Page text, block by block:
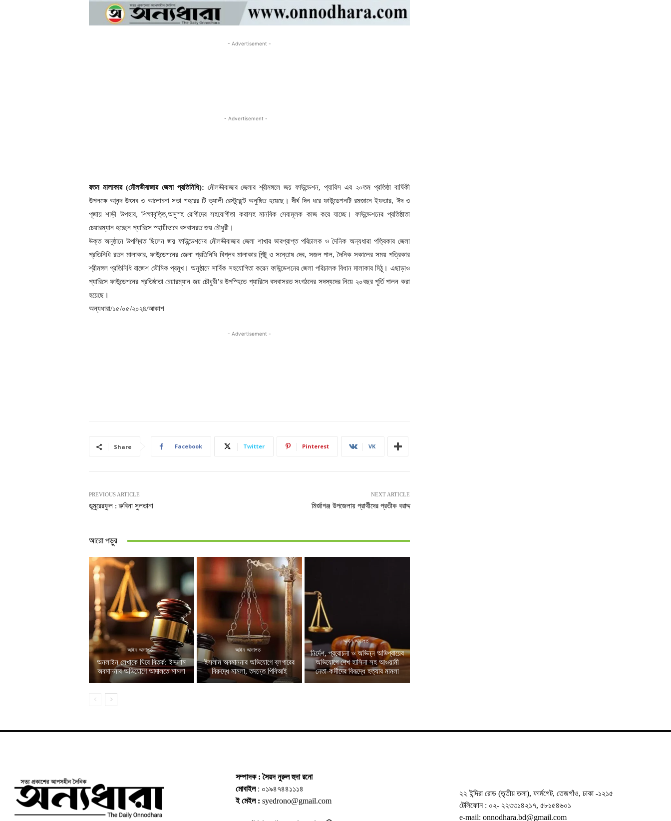
- Advertisement -
- Advertisement -
রতন মালাকার (মৌলভীবাজার জেলা প্রতিনিধি): মৌলভীবাজার জেলার শ্রীমঙ্গলে জয় ফাউন্ডেশন, প্যারিস এর ২০তম প্রতিষ্ঠা বার্ষিকী
উপলক্ষে আনন্দ উৎসব ও আলোচনা সভা শহরের টি ভ্যালী রেস্টুরেন্টে অনুষ্ঠিত হয়েছে। দীর্ঘ দিন ধরে ফাউন্ডেশনটি রমজানে ইফতার, ঈদ ও
পূজায় শাড়ী উপহার, শিক্ষাবৃত্তি,অসুস্হ রোগীদের সহযোগীতা করাসহ মানবিক সেবামূলক কাজ করে যাচ্ছে। ফাউন্ডেশনের প্রতিষ্ঠাতা
চেয়ারম্যান হচ্ছেন প্যারিসে স্হায়ীভাবে বসবাসরত জয় চৌধুরী।
উক্ত অনুষ্ঠানে উপস্থিত ছিলেন জয় ফাউন্ডেশনের মৌলভীবাজার জেলা শাখার ভারপ্রাপ্ত পরিচালক ও দৈনিক অন্যধারা পত্রিকার জেলা
প্রতিনিধি রতন মালাকার, ফাউন্ডেশনের জেলা প্রতিনিধি বিপ্লব মালাকার পিন্টু ও সন্তোষ দেব, সজল পাল, দৈনিক সকালের সময় পত্রিকার
শ্রীমঙ্গল প্রতিনিধি রাজেশ ভৌমিক প্রমুখ। অনুষ্ঠানে সার্বিক সহযোগিতা করেন ফাউন্ডেশনের জেলা পরিচালক বিধান মালাকার মিঠু। এছাড়াও
প্যারিসে ফাউন্ডেশনের প্রতিষ্ঠাতা চেয়ারম্যান জয় চৌধুরী’র উপস্হিতে প্যারিসে বসবাসরত সংগঠনের সদস্যদের নিয়ে ২০বছর পূর্তি পালন করা
হয়েছে।
অন্যধারা/১৫/০৫/২০২৪/আকাশ
- Advertisement -
Share Facebook Twitter Pinterest VK
PREVIOUS ARTICLE
ডুমুরেরফুল : রুবিনা সুলতানা
NEXT ARTICLE
মির্জাগঞ্জ উপজেলায় প্রার্থীদের প্রতীক বরাদ্দ
আরো পড়ুুর
আইন আদালত
অনলাইন লেখাকে ঘিরে বিতর্ক: ইসলাম
অবমাননার অভিযোগে আদালতে মামলা
আইন আদালত
ইসলাম অবমাননার অভিযোগে ব্লগারের
বিরুদ্ধে মামলা, তদন্তে পিবিআই
আইন আদালত
নির্দেশ, প্ররোচনা ও অভিন্ন অভিপ্রায়ের
অভিযোগে শেখ হাসিনা সহ আওয়ামী
নেতা-কর্মীদের বিরূদ্ধে হত্যার মামলা
সম্পাদক : সৈয়দ নুরুল হুদা রনো
মোবাইল: ০১৯৪৭৪৪১১১৪
ই মেইল : syedrono@gmail.com
২২ ইন্দিরা রোড (তৃতীয় তলা), ফার্মগেট, তেজগাঁও, ঢাকা -১২১৫
টেলিফোন : ০২- ২২৩৩১৪২১৭, ৫৮১৫৪৬০১
e-mail: onnodhara.bd@gmail.com